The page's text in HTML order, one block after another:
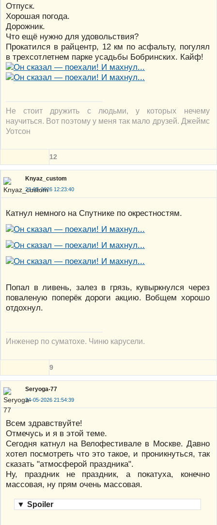
Отпуск.
Хорошая погода.
Дорожник.
Что ещё нужно для удовольствия?
Прокатился в райцентр, 12 км по асфальту, погулял
в трехсотлетнем парке усадьбы Бобринских. Кайф!
Не стоит дружить с людьми, у которых нечему
научиться. Вот поэтому у меня так мало друзей. Джеймс
Уотсон
12
Knyaz_custom
23-05-2026 12:23:40
Катнул немного на Спутнике по окрестностям.
Попал в ливень, залез в грязь, кувыркнулся через
поваленую поперёк дороги акцию. Вобщем хорошо
отдохнул.
Инженер по суматохе. Чиню карусели.
9
Seryoga-77
24-05-2026 21:54:39
Всем здравствуйте!
Отмечусь и я в этой теме.
Сегодня катнул на Велофестивале в Москве. Давно
хотел посмотреть что это такое, и проникнуться, так
сказать "атмосферой праздника".
Ну, праздник не праздник, а покатуха, конечно
массовая, ну прям очень массовая.
▼ Spoiler